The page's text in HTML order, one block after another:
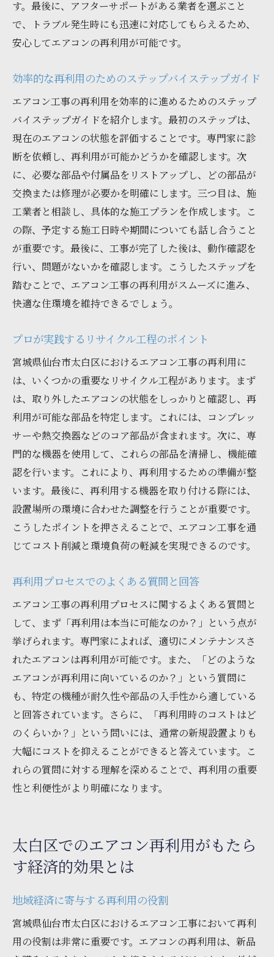
す。最後に、アフターサポートがある業者を選ぶこと
で、トラブル発生時にも迅速に対応してもらえるため、
安心してエアコンの再利用が可能です。
効率的な再利用のためのステップバイステップガイド
エアコン工事の再利用を効率的に進めるためのステップ
バイステップガイドを紹介します。最初のステップは、
現在のエアコンの状態を評価することです。専門家に診
断を依頼し、再利用が可能かどうかを確認します。次
に、必要な部品や付属品をリストアップし、どの部品が
交換または修理が必要かを明確にします。三つ目は、施
工業者と相談し、具体的な施工プランを作成します。こ
の際、予定する施工日時や期間についても話し合うこと
が重要です。最後に、工事が完了した後は、動作確認を
行い、問題がないかを確認します。こうしたステップを
踏むことで、エアコン工事の再利用がスムーズに進み、
快適な住環境を維持できるでしょう。
プロが実践するリサイクル工程のポイント
宮城県仙台市太白区におけるエアコン工事の再利用に
は、いくつかの重要なリサイクル工程があります。まず
は、取り外したエアコンの状態をしっかりと確認し、再
利用が可能な部品を特定します。これには、コンプレッ
サーや熱交換器などのコア部品が含まれます。次に、専
門的な機器を使用して、これらの部品を清掃し、機能確
認を行います。これにより、再利用するための準備が整
います。最後に、再利用する機器を取り付ける際には、
設置場所の環境に合わせた調整を行うことが重要です。
こうしたポイントを押さえることで、エアコン工事を通
じてコスト削減と環境負荷の軽減を実現できるのです。
再利用プロセスでのよくある質問と回答
エアコン工事の再利用プロセスに関するよくある質問と
して、まず「再利用は本当に可能なのか？」という点が
挙げられます。専門家によれば、適切にメンテナンスさ
れたエアコンは再利用が可能です。また、「どのような
エアコンが再利用に向いているのか？」という質問に
も、特定の機種が耐久性や部品の入手性から適している
と回答されています。さらに、「再利用時のコストはど
のくらいか？」という問いには、通常の新規設置よりも
大幅にコストを抑えることができると答えています。こ
れらの質問に対する理解を深めることで、再利用の重要
性と利便性がより明確になります。
太白区でのエアコン再利用がもたら
す経済的効果とは
地域経済に寄与する再利用の役割
宮城県仙台市太白区におけるエアコン工事において再利
用の役割は非常に重要です。エアコンの再利用は、新品